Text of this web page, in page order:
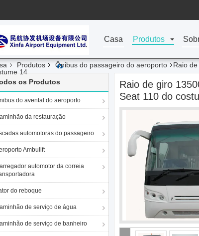
Casa Produtos
Produtos Ônibus do passageiro do aeroporto
Raio
14
os Produtos
do avental do aeroporto
da restauração
automotoras do passageiro
Ambulift
automotor da correia
do reboque
de serviço de água
de serviço de banheiro
Raio de giro
Seat 110 do